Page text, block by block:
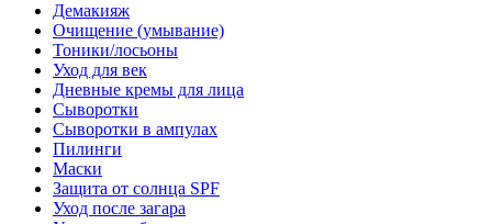
Демакияж
Очищение (умывание)
Тоники/лосьоны
Уход для век
Дневные кремы для лица
Сыворотки
Сыворотки в ампулах
Пилинги
Маски
Защита от солнца SPF
Уход после загара